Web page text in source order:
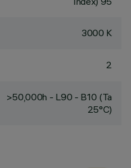
3000 K
2
>50,000h - L90 - B10 (Ta
25°C)